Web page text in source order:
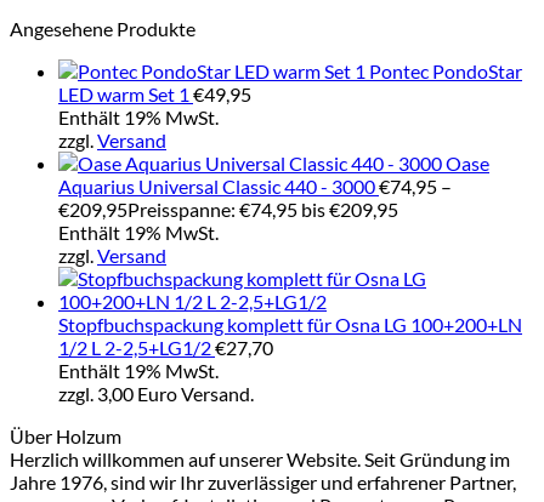
Angesehene Produkte
Pontec PondoStar
LED warm Set 1 €49,95
Enthält 19% MwSt.
zzgl.Versand
Oase
Aquarius Universal Classic 440 - 3000€74,95 –
€209,95Preisspanne: €74,95 bis €209,95
Enthält 19% MwSt.
zzgl.Versand
Stopfbuchspackung komplett für Osna LG 100+200+LN
1/2 L 2-2,5+LG1/2€27,70
Enthält 19% MwSt.
zzgl. 3,00 Euro Versand.
Über Holzum
Herzlich willkommen auf unserer Website. Seit Gründung im
Jahre 1976, sind wir Ihr zuverlässiger und erfahrener Partner,